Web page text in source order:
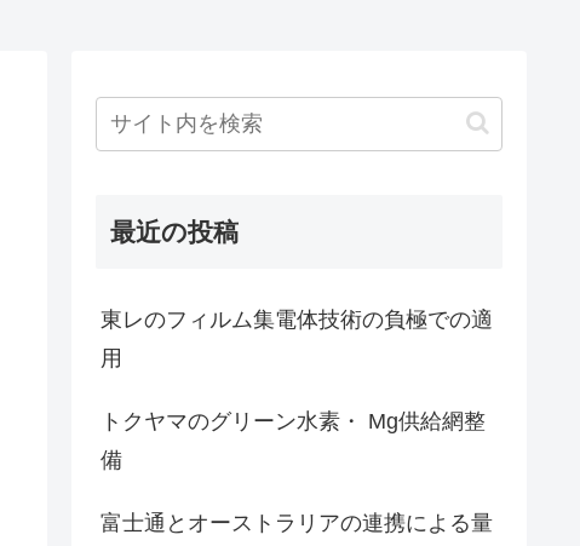
最近の投稿
東レのフィルム集電体技術の負極での適
用
トクヤマのグリーン水素・ Mg供給網整
備
富士通とオーストラリアの連携による量